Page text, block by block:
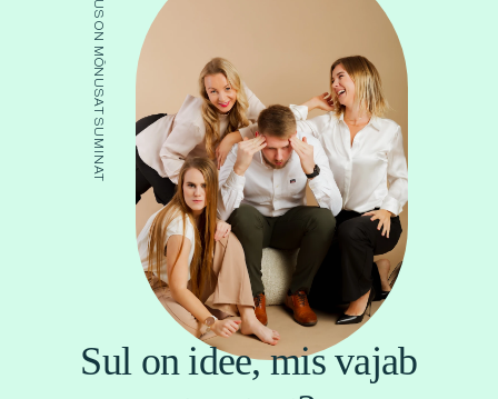
ÕHUS ON MÕNUSAT SUMINAT
Sul on idee, mis vajab